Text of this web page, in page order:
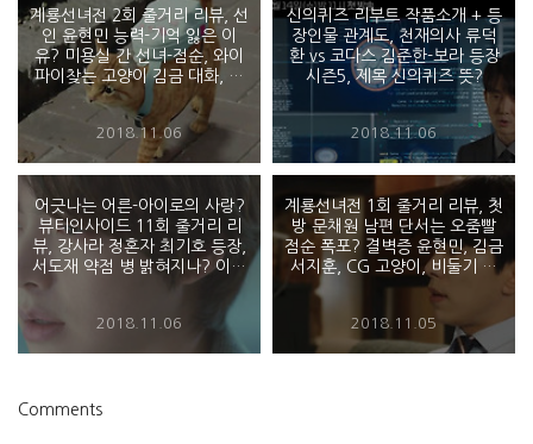
계룡선녀전 2회 줄거리 리뷰, 선
인 윤현민 능력-기억 잃은 이
유? 미용실 간 선녀-점순, 와이
파이찾는 고양이 김금 대화, 정
이현 악몽 납치? 오오티디ootd
뜻? 촬영지? 안영미 또
2018.11.06
신의퀴즈 리부트 작품소개 + 등
장인물 관계도, 천재의사 류덕
환 vs 코다스 김준한-보라 등장
시즌5, 제목 신의퀴즈 뜻?
2018.11.06
어긋나는 어른-아이로의 사랑?
뷰티인사이드 11회 줄거리 리
뷰, 강사라 정혼자 최기호 등장,
서도재 약점 병 밝혀지나? 이다
희 안재현 메리골드 다른 꽃말?
일보다 중요한 순간, 류화영 미
행
2018.11.06
계룡선녀전 1회 줄거리 리뷰, 첫
방 문채원 남편 단서는 오줌빨
점순 폭포? 결벽증 윤현민, 김금
서지훈, CG 고양이, 비둘기 이
불, 신선3인방-안영미 코믹연
2018.11.05
Comments